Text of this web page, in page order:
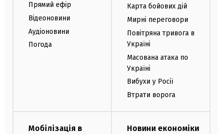
Прямий ефір
Відеоновини
Аудіоновини
Погода
Карта бойових дій
Мирні переговори
Повітряна тривога в
Україні
Масована атака по
Україні
Вибухи у Росії
Втрати ворога
Мобілізація в
Новини економіки